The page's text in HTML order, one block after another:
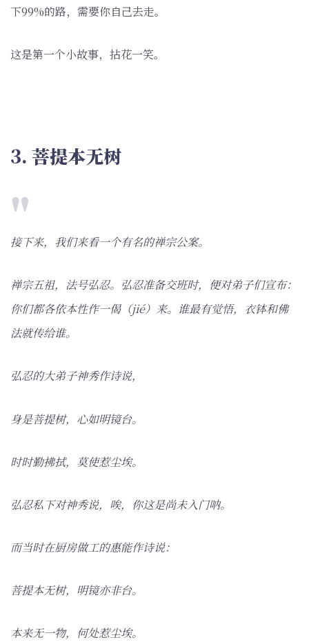
下99%的路，需要你自己去走。
这是第一个小故事，拈花一笑。
3. 菩提本无树
接下来，我们来看一个有名的禅宗公案。
禅宗五祖，法号弘忍。弘忍准备交班时，便对弟子们宣布：
你们都各依本性作一偈（jié）来。谁最有觉悟，衣钵和佛
法就传给谁。
弘忍的大弟子神秀作诗说，
身是菩提树，心如明镜台。
时时勤拂拭，莫使惹尘埃。
弘忍私下对神秀说，唉，你这是尚未入门呐。
而当时在厨房做工的惠能作诗说：
菩提本无树，明镜亦非台。
本来无一物，何处惹尘埃。